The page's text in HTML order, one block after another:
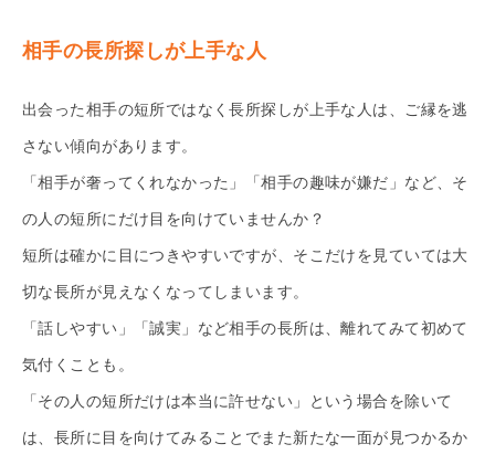
相手の長所探しが上手な人
出会った相手の短所ではなく長所探しが上手な人は、ご縁を逃
さない傾向があります。
「相手が奢ってくれなかった」「相手の趣味が嫌だ」など、そ
の人の短所にだけ目を向けていませんか？
短所は確かに目につきやすいですが、そこだけを見ていては大
切な長所が見えなくなってしまいます。
「話しやすい」「誠実」など相手の長所は、離れてみて初めて
気付くことも。
「その人の短所だけは本当に許せない」という場合を除いて
は、長所に目を向けてみることでまた新たな一面が見つかるか